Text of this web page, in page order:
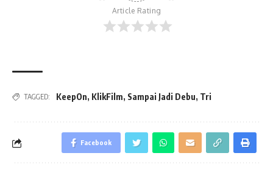
Article Rating
TAGGED: KeepOn, KlikFilm, Sampai Jadi Debu, Tri
Facebook